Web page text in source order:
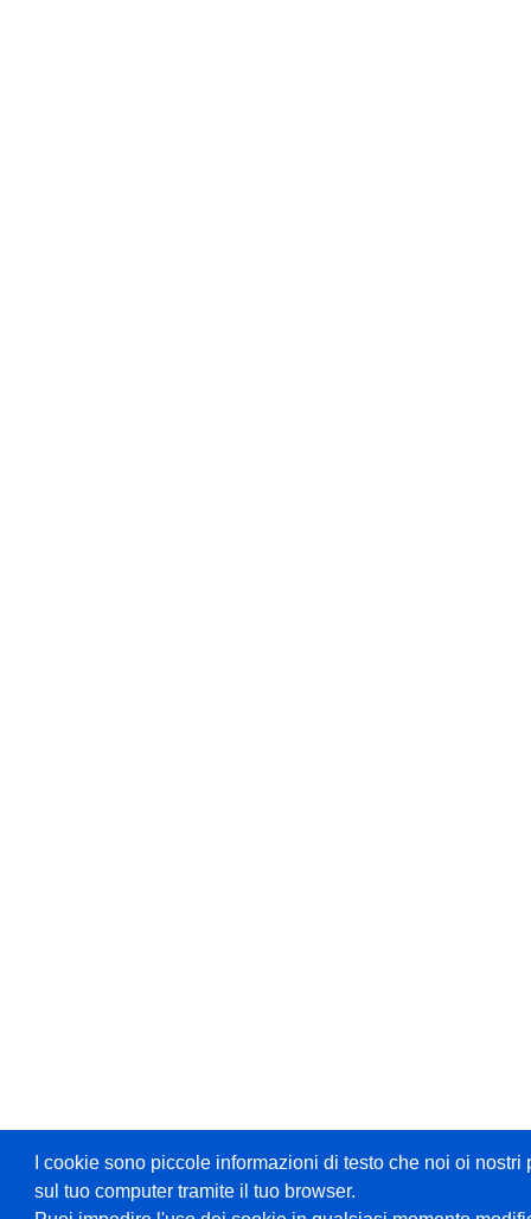
I cookie sono piccole informazioni di testo che noi oi
sul tuo computer tramite il tuo browser.